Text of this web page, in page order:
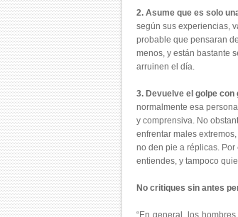
2. Asume que es solo
según sus experiencias,
probable que pensaran
menos, y están bastante
arruinen el día.
3. Devuelve el golpe con
normalmente esa
y comprensiva. No
enfrentar males
no den pie a réplicas. Por
entiendes, y tampoco
No critiques sin antes
“En general, los